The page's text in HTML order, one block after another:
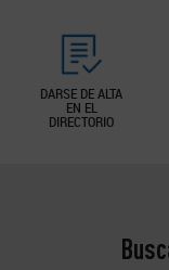
DARSE DE ALTA
EN EL
DIRECTORIO